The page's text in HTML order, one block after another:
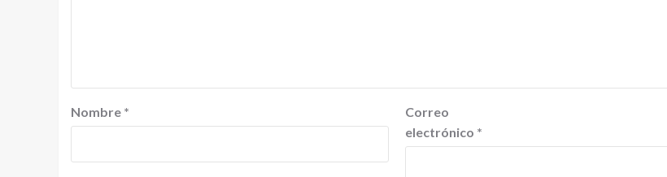
Nombre *
Correo
electrónico *